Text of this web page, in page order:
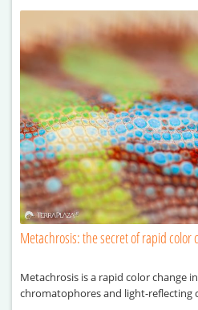
Metachrosis: the secret of rapid color
Metachrosis is a rapid color change
chromatophores and light-reflecting